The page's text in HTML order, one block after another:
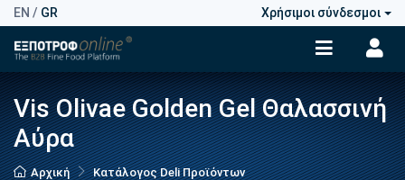
EN / GR Χρήσιμοι σύνδεσμοι
Vis Olivae Golden Gel Θαλασσινή
Αύρα
Αρχική
Κατάλογος Deli Προϊόντων